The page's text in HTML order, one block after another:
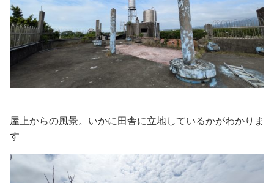
屋上からの風景。いかに田舎に立地しているかがわかりま
す